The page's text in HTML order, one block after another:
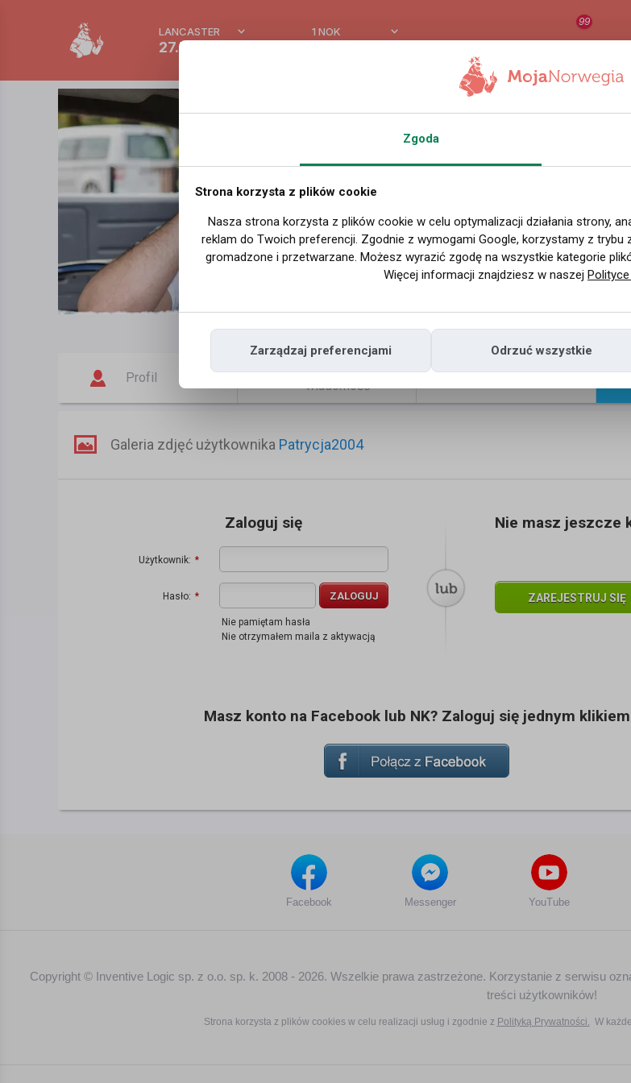
LANCASTER
27.7 °C
1 NOK
99
Profil
Napisz
wiadomość
Znajomi
Galeria zdjęć użytkownika Patrycja2004
Zaloguj się
Użytkownik: *
Hasło: * ZALOGUJ
Nie pamiętam hasła
Nie otrzymałem maila z aktywacją
Nie masz jeszcze
ZAREJESTRUJ SIĘ
Masz konto na Facebook lub NK? Zaloguj się jednym klikiem
Facebook Messenger YouTube
Copyright © Inventive Logic sp. z o.o. sp. k. 2008 - 2026. Wszelkie prawa zastrzeżone. Korzystanie z serwisu
treści użytkowników!
Strona korzysta z plików cookies w celu realizacji usług i zgodnie z Polityką Prywatności. W
Zgoda
Strona korzysta z plików cookie
Nasza strona korzysta z plików cookie w celu optymalizacji działania strony,
reklam do Twoich preferencji. Zgodnie z wymogami Google, korzystamy z trybu
gromadzone i przetwarzane. Możesz wyrazić zgodę na wszystkie kategorie
Więcej informacji znajdziesz w naszej
Zarządzaj preferencjami Odrzuć wszystkie